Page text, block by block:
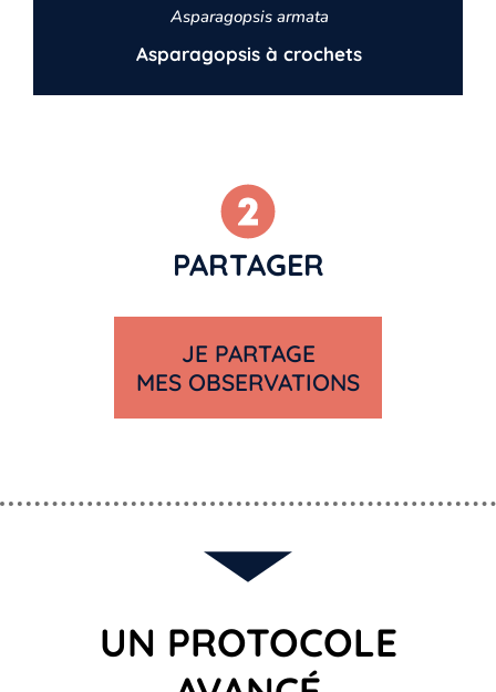
Asparagopsis armata
Asparagopsis à crochets
PARTAGER
JE PARTAGE
MES OBSERVATIONS
UN PROTOCOLE